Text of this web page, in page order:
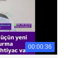
00:00:36